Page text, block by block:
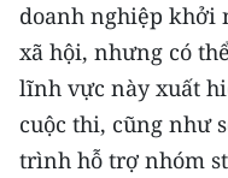
doanh nghiệp khởi
xã hội, nhưng có
lĩnh vực này xuất
cuộc thi, cũng như
trình hỗ trợ nhóm